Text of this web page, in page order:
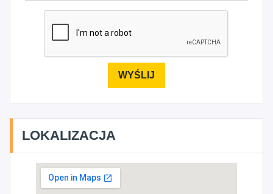
LOKALIZACJA